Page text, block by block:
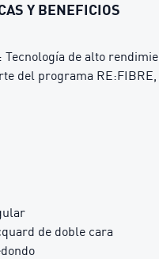
Y BENEFICIOS
Tecnología de alto
del programa
de doble cara